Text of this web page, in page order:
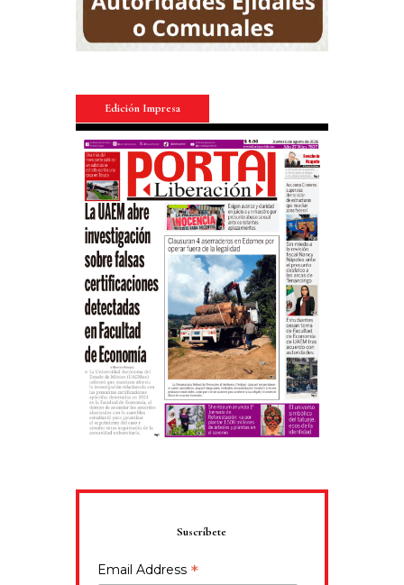
Edición Impresa
Suscríbete
Email Address *